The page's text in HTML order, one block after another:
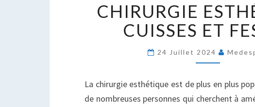
CUISSES
ET
CHIRURGIE
CUISSES ET
24 Juillet 2024
La chirurgie esthétique est de plus en plus
de nombreuses personnes qui cherchent à